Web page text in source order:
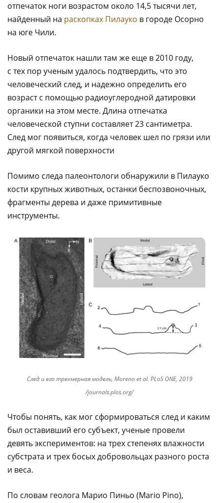
отпечаток ноги возрастом около 14,5 тысячи лет,
найденный на раскопках Пилауко в городе Осорно
на юге Чили.
Новый отпечаток нашли там же еще в 2010 году,
с тех пор ученым удалось подтвердить, что это
человеческий след, и надежно определить его
возраст с помощью радиоуглеродной датировки
органики на этом месте. Длина отпечатка
человеческой ступни составляет 23 сантиметра.
След мог появиться, когда человек шел по грязи или
другой мягкой поверхности
Помимо следа палеонтологи обнаружили в Пилауко
кости крупных животных, останки беспозвоночных,
фрагменты дерева и даже примитивные
инструменты.
След и его трехмерная модель, Moreno et al. PLoS ONE, 2019
/journals.plos.org/
Чтобы понять, как мог сформироваться след и каким
был оставивший его субъект, ученые провели
девять экспериментов: на трех степенях влажности
субстрата и трех босых добровольцах разного роста
и веса.
По словам геолога Марио Пиньо (Mario Pino),